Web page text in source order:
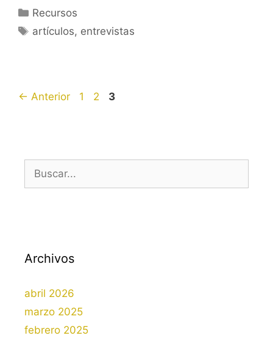
Categorías
Recursos
Etiquetas
artículos, entrevistas
← Anterior Página
1 Página
2 Página
3
Archivos
abril 2026
marzo 2025
febrero 2025